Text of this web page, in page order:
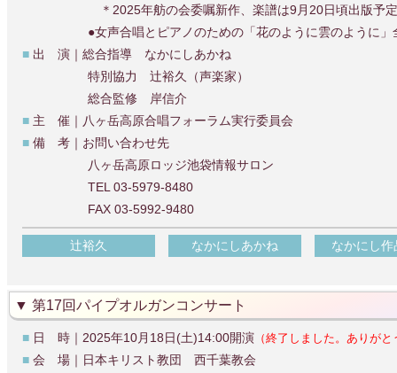
＊2025年舫の会委嘱新作、楽譜は9月20日頃出版予定
●女声合唱とピアノのための「花のように雲のように」
■ 出 演｜総合指導 なかにしあかね
特別協力 辻裕久（声楽家）
総合監修 岸信介
■ 主 催｜八ヶ岳高原合唱フォーラム実行委員会
■ 備 考｜お問い合わせ先
八ヶ岳高原ロッジ池袋情報サロン
TEL 03-5979-8480
FAX 03-5992-9480
辻裕久 なかにしあかね なかにし作
第17回パイプオルガンコンサート
■ 日 時｜2025年10月18日(土)14:00開演 （終了しました。ありが
■ 会 場｜日本キリスト教団 西千葉教会